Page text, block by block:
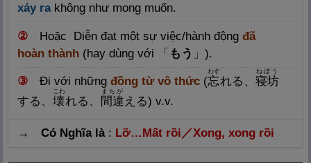
xảy rakhông như mong muốn.
② Hoặc Diễn đạt một sự việc/hành động đã
hoàn thành (hay dùng với 「 もう 」).
③ Đi với những đồng từ vô thức (忘
わす
れる、 寝坊
ねぼう
する、 壊
こわ
れる、 間違
まちが
える) v.v.
→ Có Nghĩa là: Lỡ…Mất rồi／Xong, xong rồi